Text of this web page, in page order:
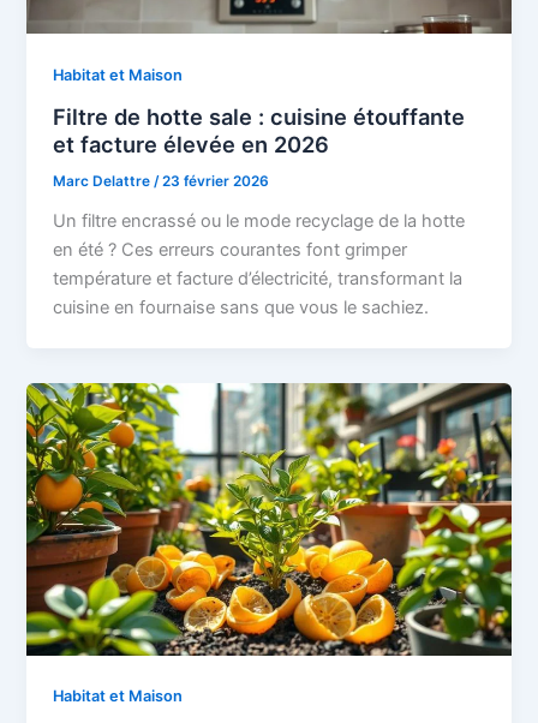
Habitat et Maison
Filtre de hotte sale : cuisine étouffante
et facture élevée en 2026
Marc Delattre/23 février 2026
Un filtre encrassé ou le mode recyclage de la hotte
en été ? Ces erreurs courantes font grimper
température et facture d’électricité, transformant la
cuisine en fournaise sans que vous le sachiez.
Habitat et Maison